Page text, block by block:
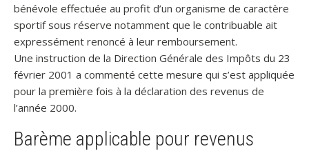
bénévole effectuée au profit d’un organisme de caractère
sportif sous réserve notamment que le contribuable ait
expressément renoncé à leur remboursement.
Une instruction de la Direction Générale des Impôts du 23
février 2001 a commenté cette mesure qui s’est appliquée
pour la première fois à la déclaration des revenus de
l’année 2000.
Barème applicable pour revenus